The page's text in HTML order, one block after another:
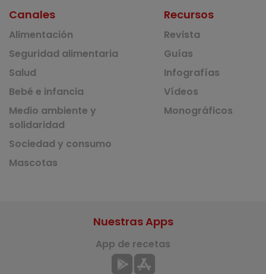
Canales
Alimentación
Seguridad alimentaria
Salud
Bebé e infancia
Medio ambiente y
solidaridad
Sociedad y consumo
Mascotas
Recursos
Revista
Guías
Infografías
Vídeos
Monográficos
Nuestras Apps
App de recetas